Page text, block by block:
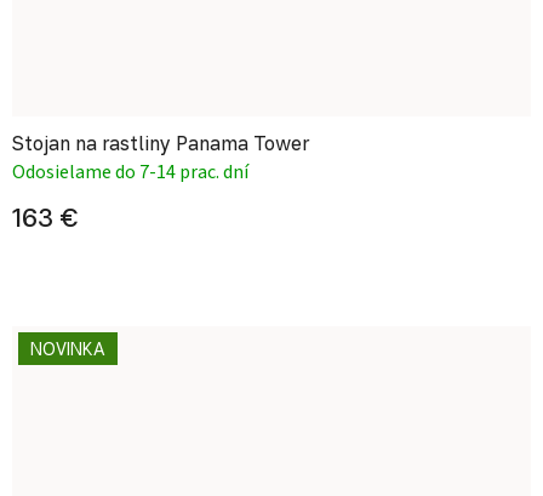
Stojan na rastliny Panama Tower
Odosielame do 7-14 prac. dní
163 €
NOVINKA